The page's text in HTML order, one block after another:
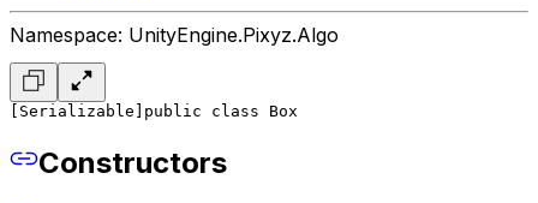
Namespace: UnityEngine.Pixyz.Algo
[Serializable] public class Box
Constructors